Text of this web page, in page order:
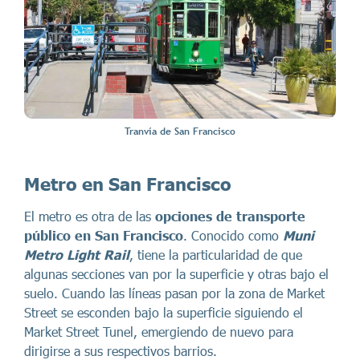
Tranvía de San Francisco
Metro en San Francisco
El metro es otra de las opciones de transporte
público en San Francisco. Conocido como Muni
Metro Light Rail, tiene la particularidad de que
algunas secciones van por la superficie y otras bajo el
suelo. Cuando las líneas pasan por la zona de Market
Street se esconden bajo la superficie siguiendo el
Market Street Tunel, emergiendo de nuevo para
dirigirse a sus respectivos barrios.